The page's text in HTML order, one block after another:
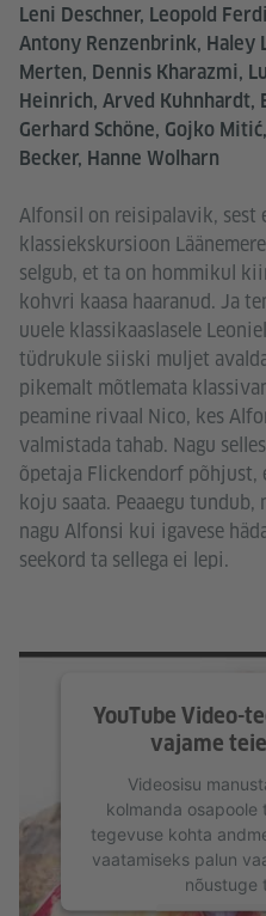
Leni Deschner, Leopold
Antony Renzenbrink, Haley
Merten, Dennis Kharazmi,
Heinrich, Arved Kuhnhardt,
Gerhard Schöne, Gojko
Becker, Hanne Wolharn
Alfonsil on reisipalavik, sest
klassiekskursioon
selgub, et ta on hommikul
kohvri kaasa haaranud. Ja
uuele klassikaaslasele
tüdrukule siiski muljet
pikemalt mõtlemata
peamine rivaal Nico, kes
valmistada tahab. Nagu
õpetaja Flickendorf põhjust,
koju saata. Peaaegu
nagu Alfonsi kui igavese
seekord ta sellega ei lepi.
YouTube Video-
vajame
Videosisu
kolmanda osapoole
tegevuse kohta
vaatamiseks palun
nõustuge